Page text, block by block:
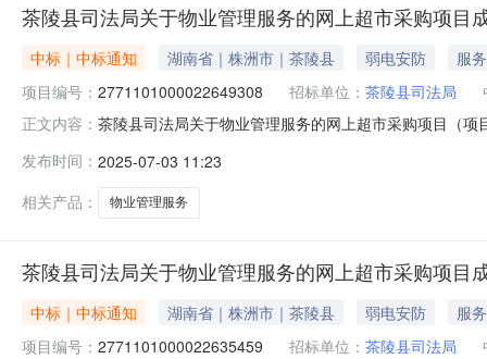
茶陵县司法局关于物业管理服务的网上超市采购项目
中标｜中标通知 湖南省｜株洲市｜茶陵县 弱电安防
服务
项目编号： 2771101000022649308 招标单位： 茶陵县司法局
正文内容： 茶陵县司法局关于物业管理服务的网上超市采购项目（
株洲市茶陵县报价起止时间:-二、采购单位信息采购单位
发布时间： 2025-07-03 11:23
相关产品：
物业管理服务
茶陵县司法局关于物业管理服务的网上超市采购项目
中标｜中标通知 湖南省｜株洲市｜茶陵县 弱电安防
服务
项目编号： 2771101000022635459 招标单位： 茶陵县司法局